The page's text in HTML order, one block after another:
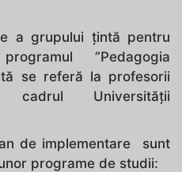
a grupului țintă pentru
”Pedagogia
se referă la profesorii
cadrul Universității
de implementare sunt
programe de studii: